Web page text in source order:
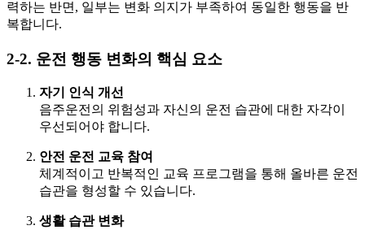
력하는 반면, 일부는 변화 의지가 부족하여 동일한 행동을 반
복합니다.
2-2. 운전 행동 변화의 핵심 요소
자기 인식 개선
음주운전의 위험성과 자신의 운전 습관에 대한 자각이
우선되어야 합니다.
안전 운전 교육 참여
체계적이고 반복적인 교육 프로그램을 통해 올바른 운전
습관을 형성할 수 있습니다.
생활 습관 변화